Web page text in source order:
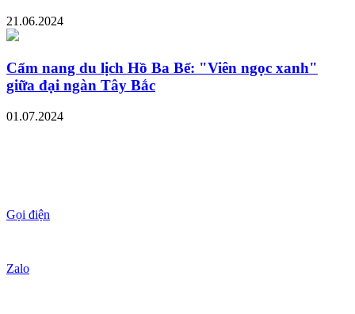
21.06.2024
Cẩm nang du lịch Hồ Ba Bể: "Viên ngọc xanh"
giữa đại ngàn Tây Bắc
01.07.2024
Gọi điện
Zalo